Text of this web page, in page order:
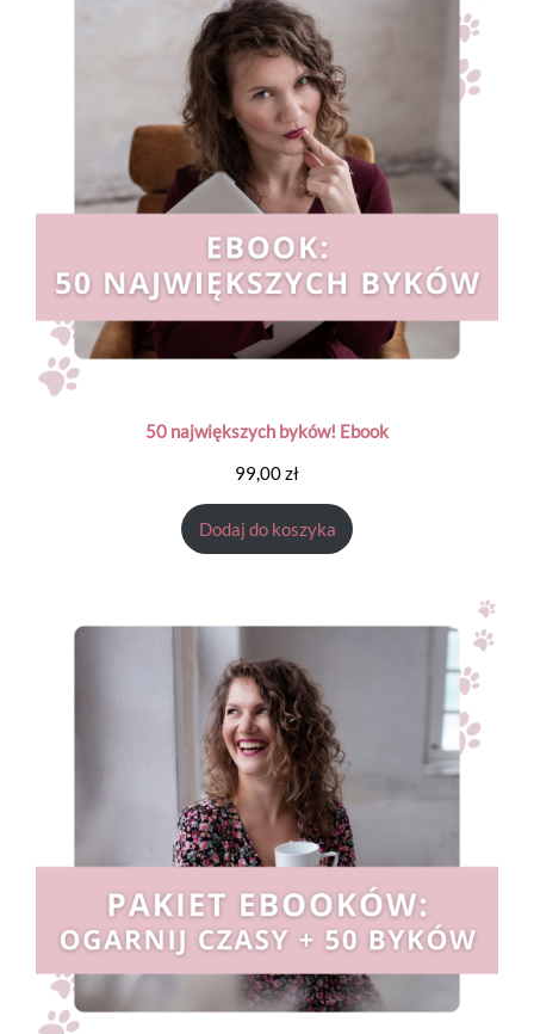
50 największych byków!​ Ebook
99,00zł
Dodaj do koszyka